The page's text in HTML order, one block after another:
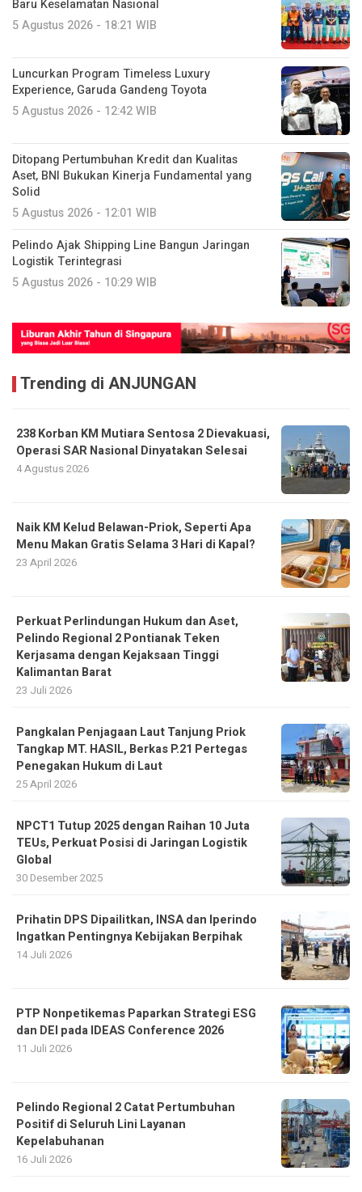
Baru Keselamatan Nasional
5 Agustus 2026 - 18:21 WIB
Luncurkan Program Timeless Luxury
Experience, Garuda Gandeng Toyota
5 Agustus 2026 - 12:42 WIB
Ditopang Pertumbuhan Kredit dan Kualitas
Aset, BNI Bukukan Kinerja Fundamental yang
Solid
5 Agustus 2026 - 12:01 WIB
Pelindo Ajak Shipping Line Bangun Jaringan
Logistik Terintegrasi
5 Agustus 2026 - 10:29 WIB
Trending di ANJUNGAN
238 Korban KM Mutiara Sentosa 2 Dievakuasi,
Operasi SAR Nasional Dinyatakan Selesai
4 Agustus 2026
Naik KM Kelud Belawan-Priok, Seperti Apa
Menu Makan Gratis Selama 3 Hari di Kapal?
23 April 2026
Perkuat Perlindungan Hukum dan Aset,
Pelindo Regional 2 Pontianak Teken
Kerjasama dengan Kejaksaan Tinggi
Kalimantan Barat
23 Juli 2026
Pangkalan Penjagaan Laut Tanjung Priok
Tangkap MT. HASIL, Berkas P.21 Pertegas
Penegakan Hukum di Laut
25 April 2026
NPCT1 Tutup 2025 dengan Raihan 10 Juta
TEUs, Perkuat Posisi di Jaringan Logistik
Global
30 Desember 2025
Prihatin DPS Dipailitkan, INSA dan Iperindo
Ingatkan Pentingnya Kebijakan Berpihak
14 Juli 2026
PTP Nonpetikemas Paparkan Strategi ESG
dan DEI pada IDEAS Conference 2026
11 Juli 2026
Pelindo Regional 2 Catat Pertumbuhan
Positif di Seluruh Lini Layanan
Kepelabuhanan
16 Juli 2026